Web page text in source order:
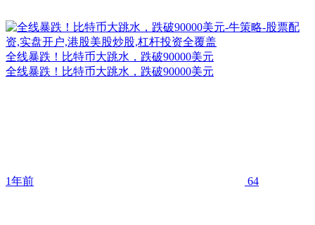
全线暴跌！比特币大跳水，跌破90000美元
全线暴跌！比特币大跳水，跌破90000美元
1年前 64